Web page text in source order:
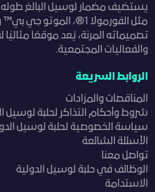
مثل الفورمولا 1®،
تصميماته المرنة، يُعد موقعًا مثاليًا
والفعاليات المجتمعية.
الروابط السريعة
المناقصات والمزادات
شروط وأحكام التذاكر لحلبة لوسيل
سياسة الخصوصية لحلبة لوسيل
الأسئلة الشائعة
تواصل معنا
الوظائف في حلبة لوسيل الدولية
الاستدامة